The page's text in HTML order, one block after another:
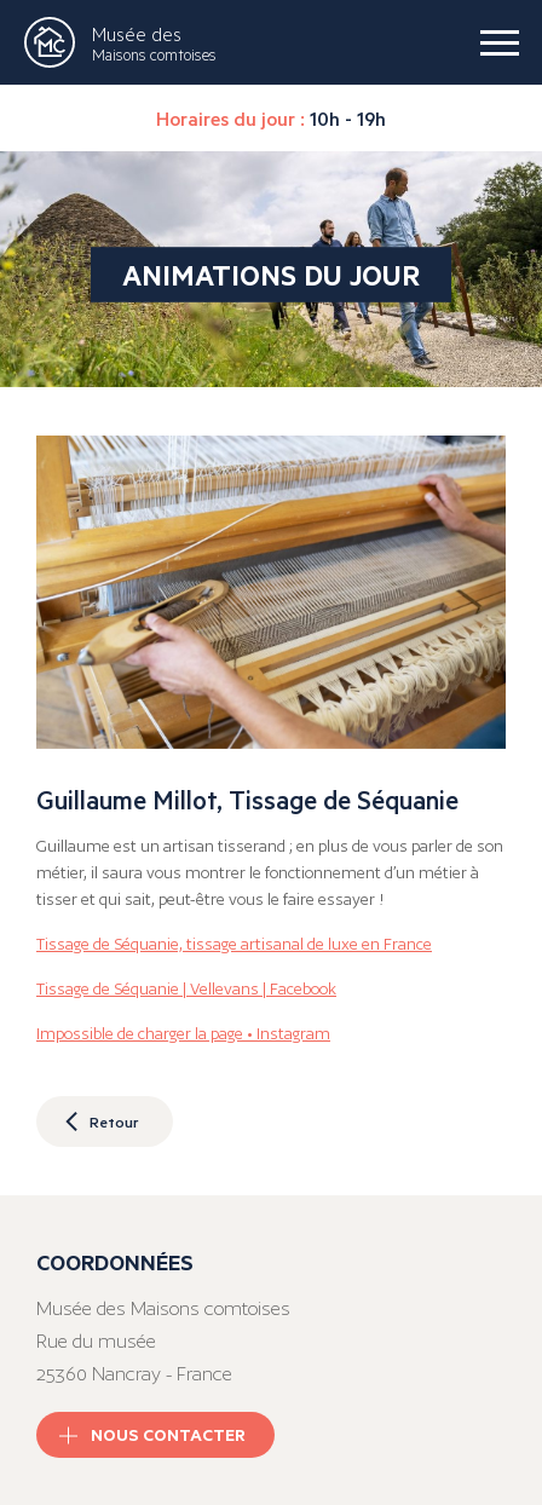
Musée des
Maisons comtoises
Horaires du jour : 10h - 19h
ANIMATIONS DU JOUR
Guillaume Millot, Tissage de Séquanie
Guillaume est un artisan tisserand ; en plus de vous parler de son
métier, il saura vous montrer le fonctionnement d’un métier à
tisser et qui sait, peut-être vous le faire essayer !
Tissage de Séquanie, tissage artisanal de luxe en France
Tissage de Séquanie | Vellevans | Facebook
Impossible de charger la page • Instagram
Retour
COORDONNÉES
Musée des Maisons comtoises
Rue du musée
25360 Nancray - France
NOUS CONTACTER